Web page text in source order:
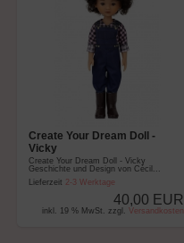
Create Your Dream Doll -
Vicky
Create Your Dream Doll - Vicky
Geschichte und Design von Cécil...
Lieferzeit 2-3 Werktage
40,00 EUR
inkl. 19 % MwSt. zzgl.Versandkosten